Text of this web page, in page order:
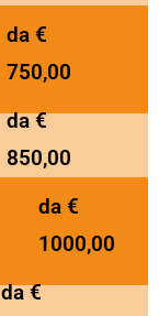
da €
750,00
da €
850,00
da €
1000,00
da €